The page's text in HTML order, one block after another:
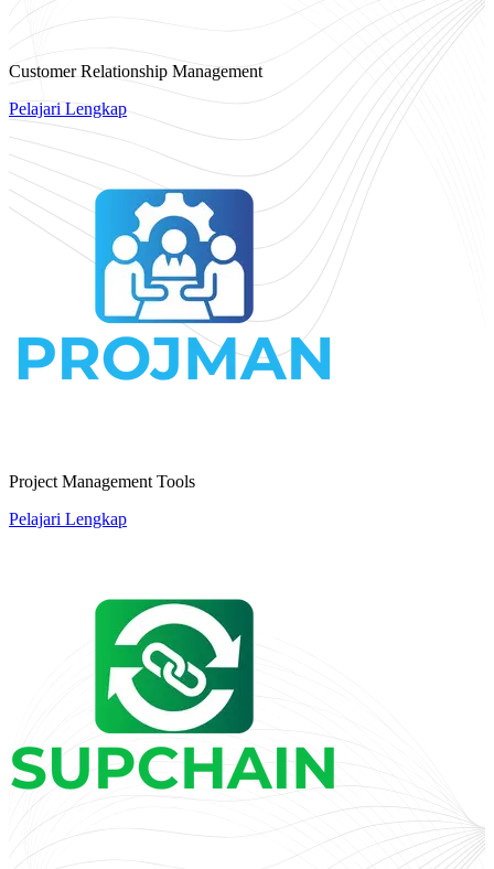
Customer Relationship Management
Pelajari Lengkap
Project Management Tools
Pelajari Lengkap